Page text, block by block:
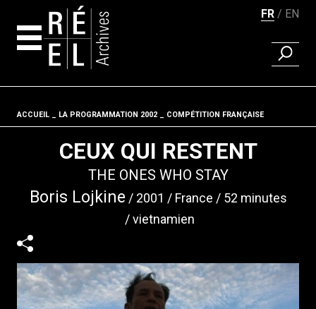
FR EN
Fil d'ariane
ACCUEIL LA PROGRAMMATION 2002 COMPÉTITION FRANÇAISE
CEUX QUI RESTENT
THE ONES WHO STAY
Boris Lojkine 2001 France
52 minutes
vietnamien